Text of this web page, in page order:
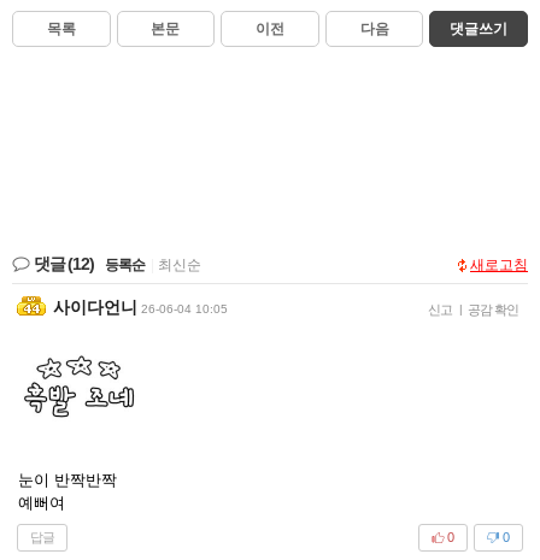
목록 본문 이전 다음 댓글쓰기
댓글(12) 등록순 최신순 새로고침
사이다언니 26-06-04 10:05 신고 | 공감 확인
눈이 반짝반짝
예뻐여
답글 0
0